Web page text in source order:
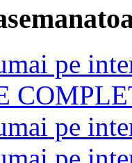
pe
pe